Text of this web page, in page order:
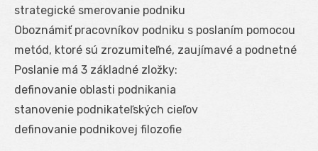
strategické smerovanie podniku
Oboznámiť pracovníkov podniku s poslaním pomocou
metód, ktoré sú zrozumiteľné, zaujímavé a podnetné
Poslanie má 3 základné zložky:
definovanie oblasti podnikania
stanovenie podnikateľských cieľov
definovanie podnikovej filozofie